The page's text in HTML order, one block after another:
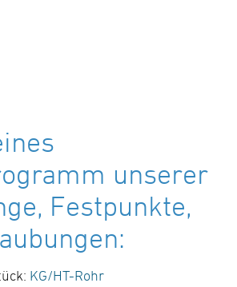
unserer
Festpunkte,
KG/HT-Rohr